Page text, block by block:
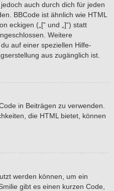
auch durch dich für jeden
BBCode ist ähnlich wie HTML
eckigen („[“ und „]“) statt
Weitere
auf einer speziellen Hilfe-
aus zugänglich ist.
in Beiträgen zu verwenden.
die HTML bietet, können
werden können, um ein
gibt es einen kurzen Code,